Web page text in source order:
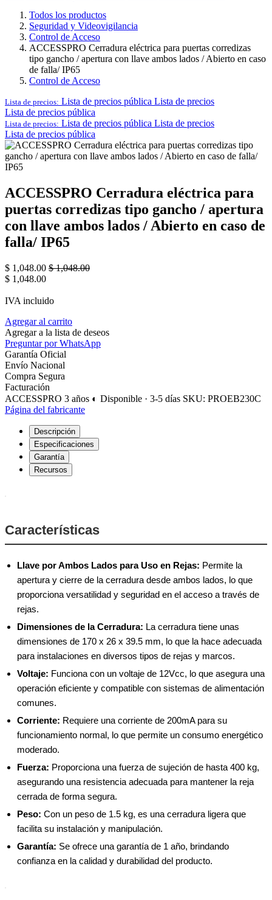
Todos los productos
Seguridad y Videovigilancia
Control de Acceso
ACCESSPRO Cerradura eléctrica para puertas corredizas
tipo gancho / apertura con llave ambos lados / Abierto en caso
de falla/ IP65
Control de Acceso
Lista de precios: Lista de precios pública Lista de precios
Lista de precios pública
Lista de precios: Lista de precios pública Lista de precios
Lista de precios pública
ACCESSPRO Cerradura eléctrica para
puertas corredizas tipo gancho / apertura
con llave ambos lados / Abierto en caso de
falla/ IP65
$ 1,048.00 $1,048.00
$ 1,048.00
IVA incluido
Agregar al carrito
Agregar a la lista de deseos
Preguntar por WhatsApp
Garantía Oficial
Envío Nacional
Compra Segura
Facturación
ACCESSPRO 3 años ◐ Disponible · 3-5 días SKU: PROEB230C
Página del fabricante
Descripción
Especificaciones
Garantía
Recursos
Características
Llave por Ambos Lados para Uso en Rejas: Permite la
apertura y cierre de la cerradura desde ambos lados, lo que
proporciona versatilidad y seguridad en el acceso a través de
rejas.
Dimensiones de la Cerradura: La cerradura tiene unas
dimensiones de 170 x 26 x 39.5 mm, lo que la hace adecuada
para instalaciones en diversos tipos de rejas y marcos.
Voltaje: Funciona con un voltaje de 12Vcc, lo que asegura una
operación eficiente y compatible con sistemas de alimentación
comunes.
Corriente: Requiere una corriente de 200mA para su
funcionamiento normal, lo que permite un consumo energético
moderado.
Fuerza: Proporciona una fuerza de sujeción de hasta 400 kg,
asegurando una resistencia adecuada para mantener la reja
cerrada de forma segura.
Peso: Con un peso de 1.5 kg, es una cerradura ligera que
facilita su instalación y manipulación.
Garantía: Se ofrece una garantía de 1 año, brindando
confianza en la calidad y durabilidad del producto.